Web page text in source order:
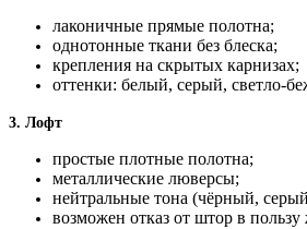
лаконичные прямые полотна;
однотонные ткани без блеска;
крепления на скрытых карнизах;
оттенки: белый, серый,
3. Лофт
простые плотные полотна;
металлические люверсы;
нейтральные тона (чёрный,
возможен отказ от штор в